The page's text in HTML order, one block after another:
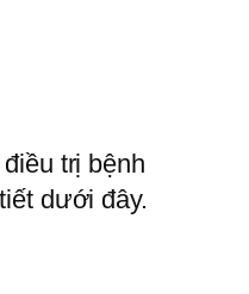
trị bệnh
dưới đây.